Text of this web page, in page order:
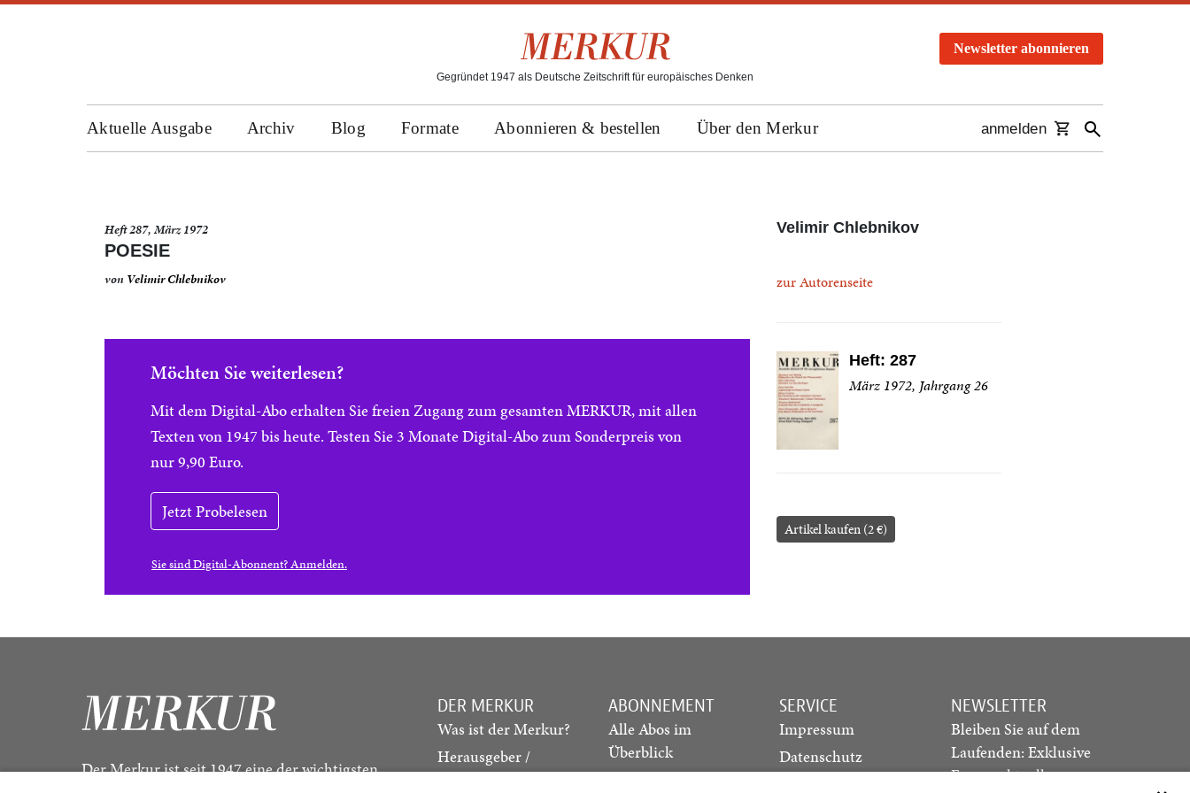
Gegründet 1947 als Deutsche Zeitschrift für europäisches Denken
Newsletter abonnieren
Aktuelle Ausgabe Archiv Blog Formate Abonnieren & bestellen Über den Merkur anmelden
Heft 287, März 1972
POESIE
von Velimir Chlebnikov
Möchten Sie weiterlesen?
Mit dem Digital-Abo erhalten Sie freien Zugang zum gesamten MERKUR, mit allen
Texten von 1947 bis heute. Testen Sie 3 Monate Digital-Abo zum Sonderpreis von
nur 9,90 Euro.
Jetzt Probelesen
Sie sind Digital-Abonnent? Anmelden.
Velimir Chlebnikov
zur Autorenseite
Heft: 287
März 1972, Jahrgang 26
Artikel kaufen (2 €)
Der Merkur ist seit 1947 eine der wichtigsten
DER MERKUR
Was ist der Merkur?
Herausgeber /
Redaktion
ABONNEMENT
Alle Abos im
Überblick
Print-Abo
SERVICE
Impressum
Datenschutz
NEWSLETTER
Bleiben Sie auf dem
Laufenden: Exklusive
Essays, aktuelle